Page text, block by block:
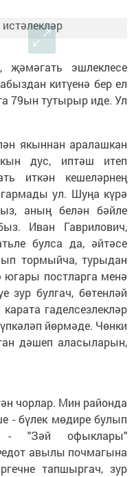
җәмәгать эшлеклесе
китүенә бер ел
79ын тутырыр иде. Ул
якыннан аралашкан
дус, иптәш итеп
иткән кешеләрнең
ул. Шуңа күрә
аның белән бәйле
Иван Гаврилович,
булса да, әйтәсе
тормыйча, турыдан
югары постларга менә
зур булгач, бөтенләй
гаделсезлекләр
йөрмәде. Чөнки
дәшеп аласыларын,
чорлар. Мин районда
- бүлек мөдире булып
- "Зәй офыклары"
авылы почмагына
тапшыргач, зур